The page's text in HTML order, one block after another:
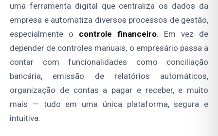
uma ferramenta digital que centraliza os dados da
empresa e automatiza diversos processos de gestão,
especialmente o controle financeiro. Em vez de
depender de controles manuais, o empresário passa a
contar com funcionalidades como conciliação
bancária, emissão de relatórios automáticos,
organização de contas a pagar e receber, e muito
mais — tudo em uma única plataforma, segura e
intuitiva.